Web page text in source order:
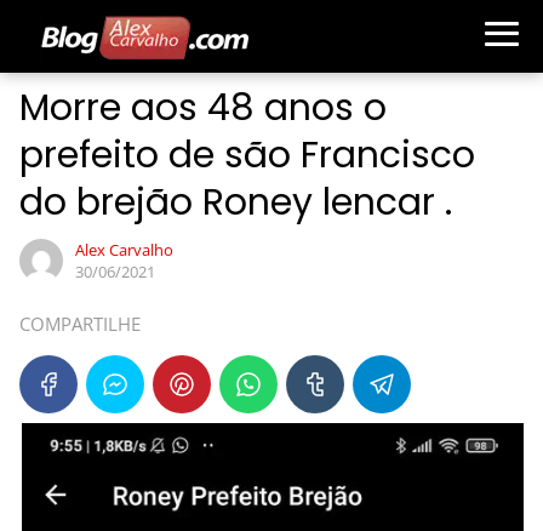
Morre aos 48 anos o
prefeito de são Francisco
do brejão Roney lencar .
Alex Carvalho
30/06/2021
COMPARTILHE